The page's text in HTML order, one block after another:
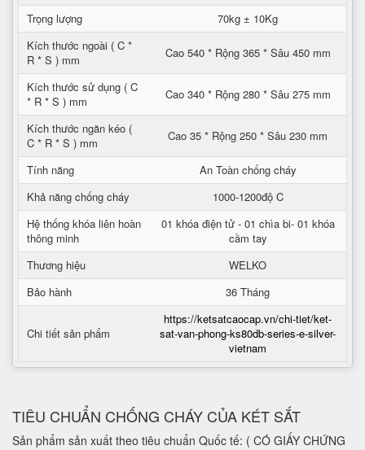
Trọng lượng
70kg ± 10Kg
Kích thước ngoài ( C *
R * S ) mm
Cao 540 * Rộng 365 * Sâu 450 mm
Kích thước sử dụng ( C
* R * S ) mm
Cao 340 * Rộng 280 * Sâu 275 mm
Kích thước ngăn kéo (
C * R * S ) mm
Cao 35 * Rộng 250 * Sâu 230 mm
Tính năng
An Toàn chống cháy
Khả năng chống cháy
1000-1200độ C
Hệ thống khóa liên hoàn
thông minh
01 khóa điện tử - 01 chìa bi- 01 khóa
cầm tay
Thương hiệu
WELKO
Bảo hành
36 Tháng
Chi tiết sản phẩm
https://ketsatcaocap.vn/chi-tiet/ket-
sat-van-phong-ks80db-series-e-silver-
vietnam
TIÊU CHUẨN CHỐNG CHÁY CỦA KÉT SẮT
Sản phẩm sản xuất theo tiêu chuẩn Quốc tế: ( CÓ GIẤY CHỨNG